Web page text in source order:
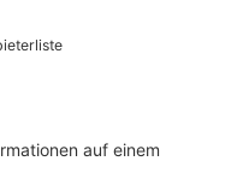
Sobald ein Kitz
in einer Kiste in
Da
war, haben die